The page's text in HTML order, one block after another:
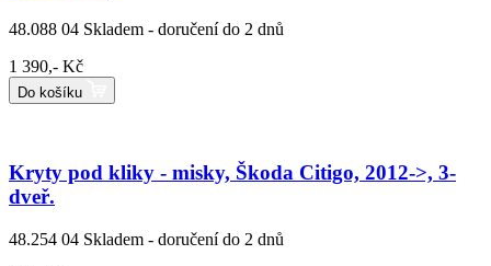
48.088 04 Skladem - doručení do 2 dnů
1 390,- Kč
Do košíku
Kryty pod kliky - misky, Škoda Citigo, 2012->, 3-
dveř.
48.254 04 Skladem - doručení do 2 dnů